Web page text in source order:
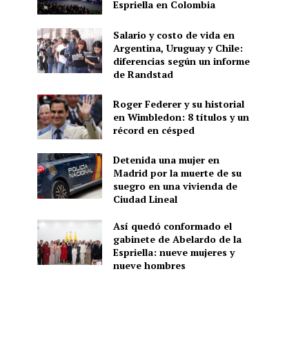
Espriella en Colombia
Salario y costo de vida en
Argentina, Uruguay y Chile:
diferencias según un informe
de Randstad
Roger Federer y su historial
en Wimbledon: 8 títulos y un
récord en césped
Detenida una mujer en
Madrid por la muerte de su
suegro en una vivienda de
Ciudad Lineal
Así quedó conformado el
gabinete de Abelardo de la
Espriella: nueve mujeres y
nueve hombres